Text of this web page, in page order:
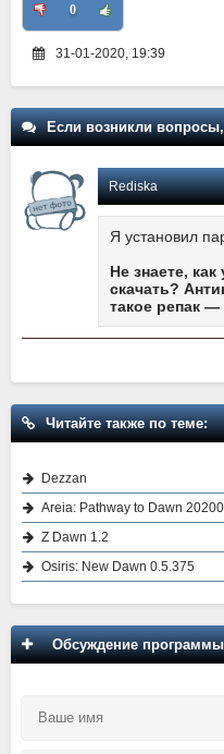
0
31-01-2020, 19:39
Если возникли
Rediska
Я установил
Не знаете,
скачать?
такое репак —
Читайте также по теме:
Dezzan
Areia: Pathway to Dawn
Z Dawn 1.2
Osiris: New Dawn 0.5.375
Обсуждение программы